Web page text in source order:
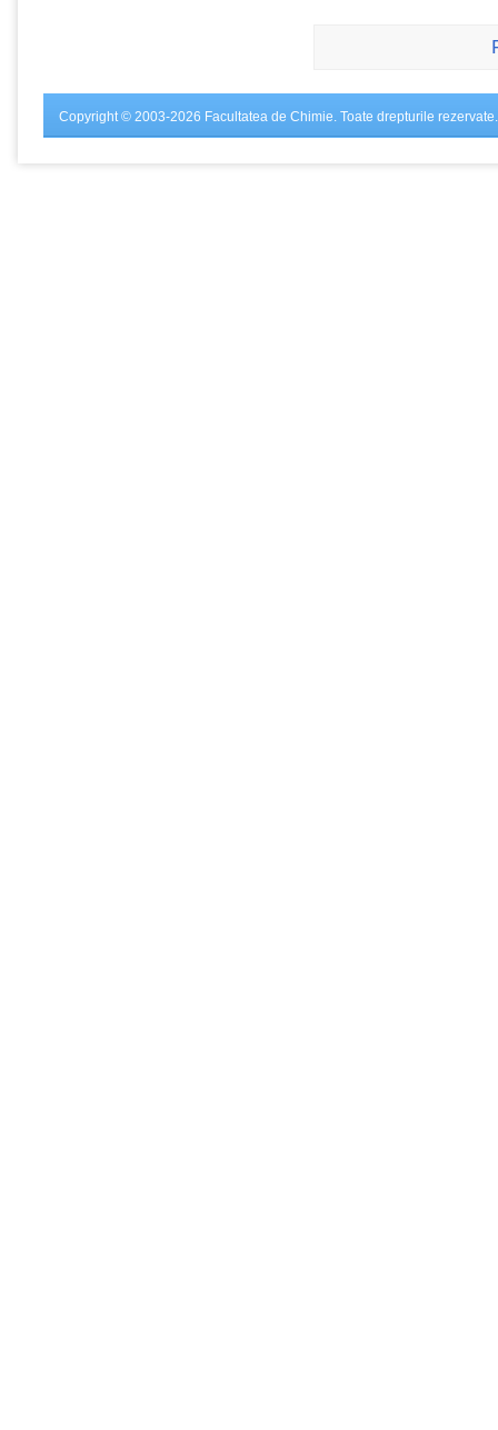
Copyright © 2003-2026 Facultatea de Chimie. Toate drepturile